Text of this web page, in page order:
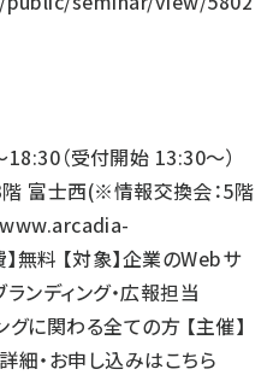
18:30（受付開始 13:30～）
階 富士西(※情報交換会：5階
】無料 【対象】企業のWebサ
ィング・広報担当
わる全ての方 【主催】
細・お申し込みはこちら